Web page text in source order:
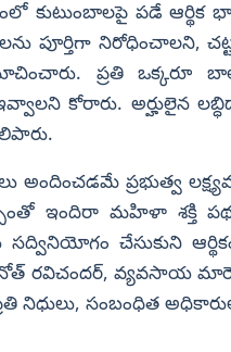
పడే ఆర్థిక భారం
పూర్తిగా నిరోధించాలని,
ప్రతి ఒక్కరూ
కోరారు. అర్హులైన
అందించడమే ప్రభుత్వ
ఇందిరా మహిళా శక్తి
సద్వినియోగం చేసుకుని
రవిచందర్, వ్యవసాయ
నిధులు, సంబంధిత